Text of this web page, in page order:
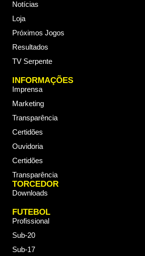
Notícias
Loja
Próximos Jogos
Resultados
TV Serpente
INFORMAÇÕES
Imprensa
Marketing
Transparência
Certidões
Ouvidoria
Certidões
Transparência
TORCEDOR
Downloads
FUTEBOL
Profissional
Sub-20
Sub-17